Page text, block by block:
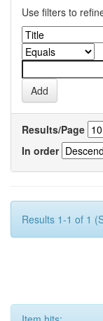
Use filters to
Results/Page
In order
Results 1-1 of 1